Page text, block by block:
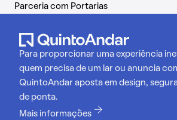
Parceria com Portarias
Para proporcionar uma experiência
quem precisa de um lar ou anuncia
QuintoAndar aposta em design,
de ponta.
Mais informações